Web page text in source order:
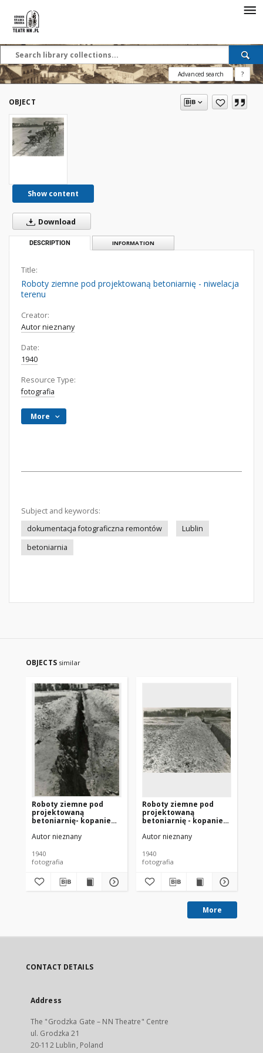
Advanced search ?
OBJECT
Show content
Download
DESCRIPTION INFORMATION
Title:
Roboty ziemne pod projektowaną betoniarnię - niwelacja
terenu
Creator:
Autor nieznany
Date:
1940
Resource Type:
fotografia
More
Subject and keywords:
dokumentacja fotograficzna remontów
Lublin
betoniarnia
OBJECTS similar
Roboty ziemne pod
projektowaną
betoniarnię- kopanie
Autor nieznany
1940
fotografia
Roboty ziemne pod
projektowaną
betoniarnię - kopanie
Autor nieznany
1940
fotografia
More
CONTACT DETAILS
Address
The "Grodzka Gate – NN Theatre" Centre
ul. Grodzka 21
20-112 Lublin, Poland